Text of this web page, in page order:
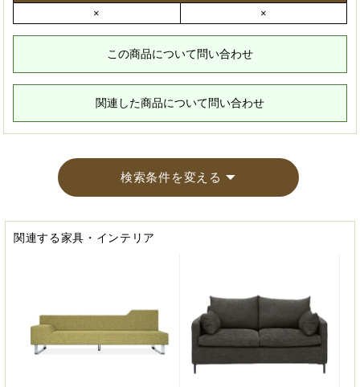
× ×
この商品について問い合わせ
関連した商品について問い合わせ
検索条件を変える
関連する家具・インテリア